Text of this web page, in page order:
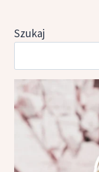
Szukaj